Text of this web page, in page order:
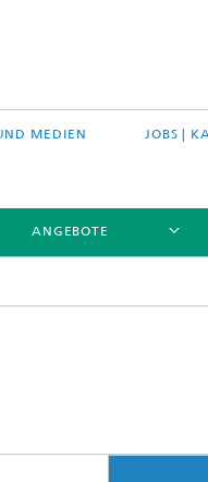
MEDIEN JOBS |
ANGEBOTE